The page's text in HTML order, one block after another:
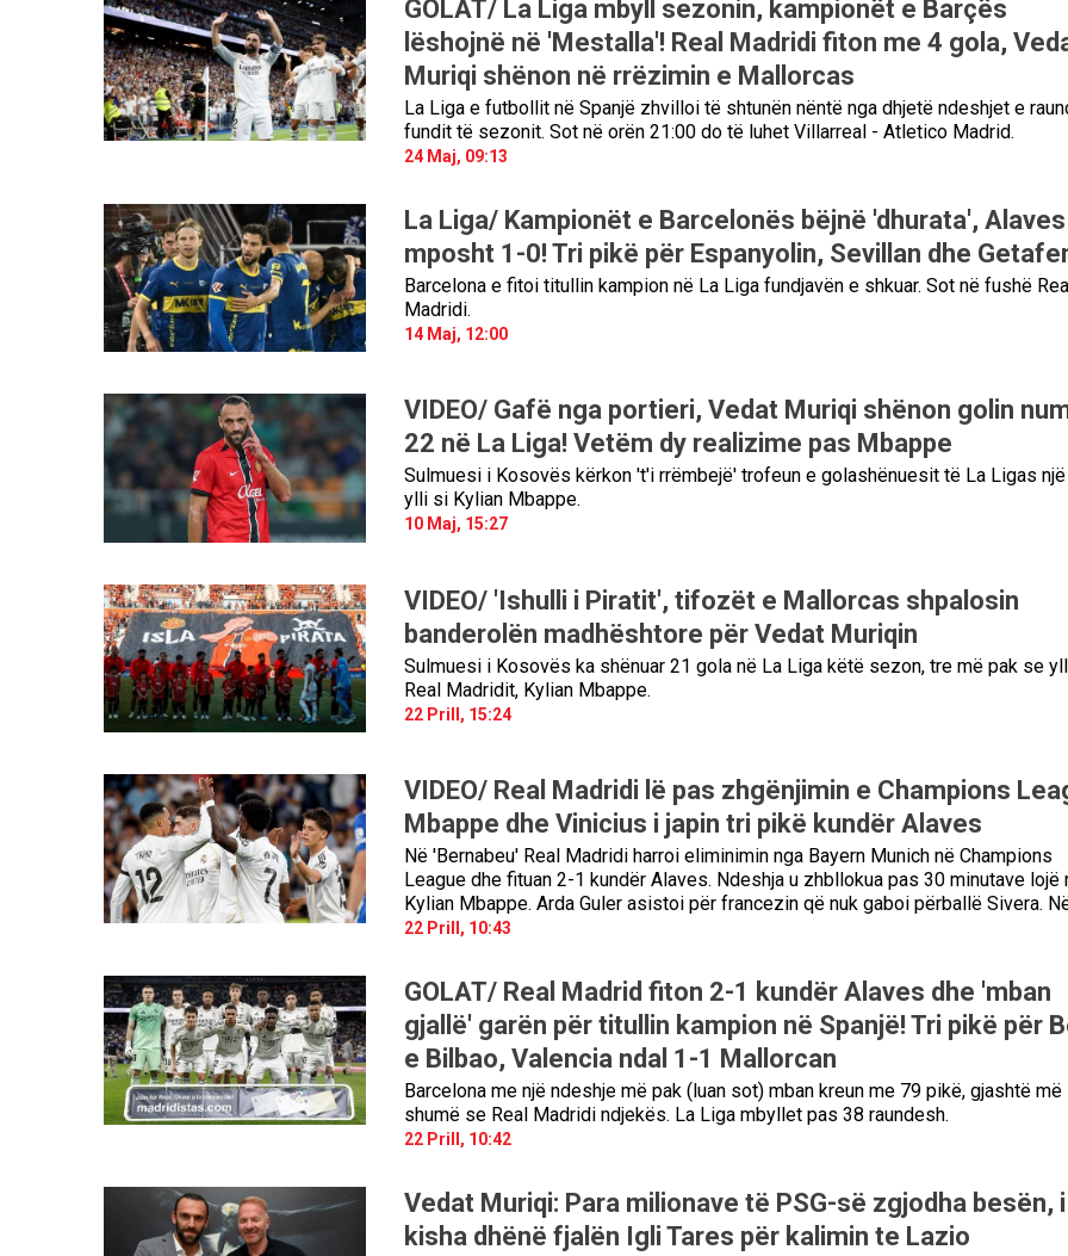
GOLAT/ La Liga mbyll sezonin, kampionët e Barçës
lëshojnë në 'Mestalla'! Real Madridi fiton me 4 gola,
Muriqi shënon në rrëzimin e Mallorcas
La Liga e futbollit në Spanjë zhvilloi të shtunën nëntë nga dhjetë ndeshjet e
fundit të sezonit. Sot në orën 21:00 do të luhet Villarreal - Atletico Madrid.
24 Maj, 09:13
La Liga/ Kampionët e Barcelonës bëjnë 'dhurata',
mposht 1-0! Tri pikë për Espanyolin, Sevillan dhe
Barcelona e fitoi titullin kampion në La Liga fundjavën e shkuar. Sot në fushë
Madridi.
14 Maj, 12:00
VIDEO/ Gafë nga portieri, Vedat Muriqi shënon golin
22 në La Liga! Vetëm dy realizime pas Mbappe
Sulmuesi i Kosovës kërkon 't'i rrëmbejë' trofeun e golashënuesit të La Ligas një
ylli si Kylian Mbappe.
10 Maj, 15:27
VIDEO/ 'Ishulli i Piratit', tifozët e Mallorcas shpalosin
banderolën madhështore për Vedat Muriqin
Sulmuesi i Kosovës ka shënuar 21 gola në La Liga këtë sezon, tre më pak se
Real Madridit, Kylian Mbappe.
22 Prill, 15:24
VIDEO/ Real Madridi lë pas zhgënjimin e Champions
Mbappe dhe Vinicius i japin tri pikë kundër Alaves
Në 'Bernabeu' Real Madridi harroi eliminimin nga Bayern Munich në Champions
League dhe fituan 2-1 kundër Alaves. Ndeshja u zhbllokua pas 30 minutave lojë
Kylian Mbappe. Arda Guler asistoi për francezin që nuk gaboi përballë Sivera.
22 Prill, 10:43
GOLAT/ Real Madrid fiton 2-1 kundër Alaves dhe 'mban
gjallë' garën për titullin kampion në Spanjë! Tri pikë për
e Bilbao, Valencia ndal 1-1 Mallorcan
Barcelona me një ndeshje më pak (luan sot) mban kreun me 79 pikë, gjashtë më
shumë se Real Madridi ndjekës. La Liga mbyllet pas 38 raundesh.
22 Prill, 10:42
Vedat Muriqi: Para milionave të PSG-së zgjodha besën, i
kisha dhënë fjalën Igli Tares për kalimin te Lazio